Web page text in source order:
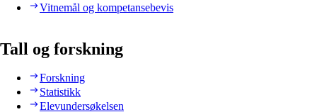
Vitnemål og kompetansebevis
Tall og forskning
Forskning
Statistikk
Elevundersøkelsen